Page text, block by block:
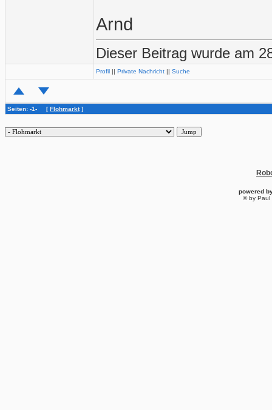
Arnd
Dieser Beitrag wurde am
Profil || Private Nachricht || Suche
Seiten: -1- [Flohmarkt]
powered
© by Paul